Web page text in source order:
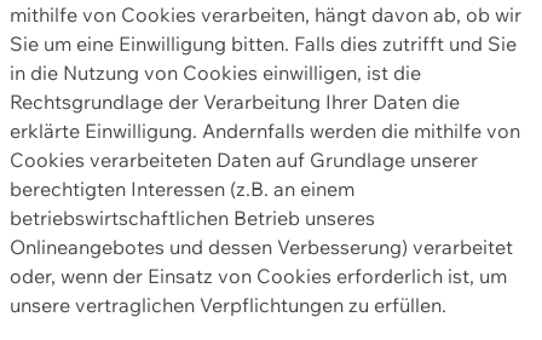
mithilfe von Cookies verarbeiten, hängt davon ab, ob wir
Sie um eine Einwilligung bitten. Falls dies zutrifft und Sie
in die Nutzung von Cookies einwilligen, ist die
Rechtsgrundlage der Verarbeitung Ihrer Daten die
erklärte Einwilligung. Andernfalls werden die mithilfe von
Cookies verarbeiteten Daten auf Grundlage unserer
berechtigten Interessen (z.B. an einem
betriebswirtschaftlichen Betrieb unseres
Onlineangebotes und dessen Verbesserung) verarbeitet
oder, wenn der Einsatz von Cookies erforderlich ist, um
unsere vertraglichen Verpflichtungen zu erfüllen.